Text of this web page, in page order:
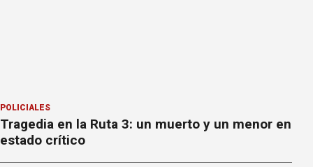
POLICIALES
Tragedia en la Ruta 3: un muerto y un menor en
estado crítico